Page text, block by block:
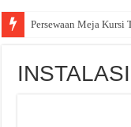
Persewaan Meja Kursi